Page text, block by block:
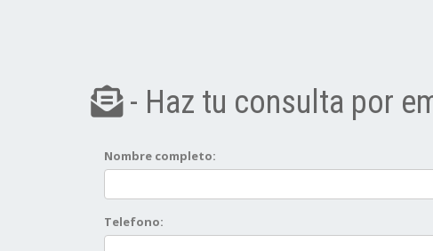
- Haz tu consulta por
Nombre completo:
Telefono: